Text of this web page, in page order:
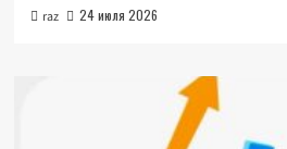
raz 24 июля 2026